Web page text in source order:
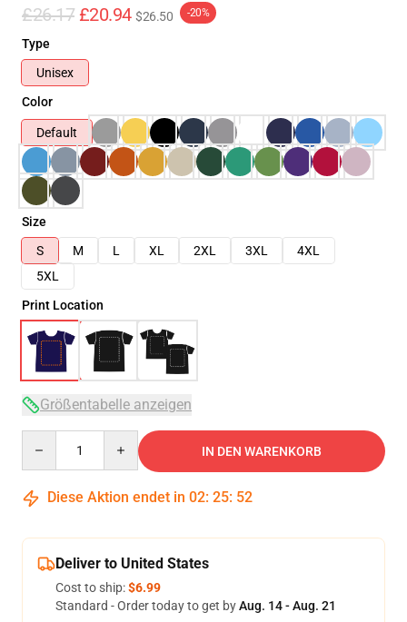
£26.17 £20.94 $26.50 -20%
Type
Unisex
Color
Default
Size
S
M L XL 2XL 3XL
4XL
5XL
Print Location
Größentabelle anzeigen
IN DEN WARENKORB
Diese Aktion endet in 02: 25: 52
Deliver to United States
Cost to ship:$6.99
Standard - Order today to get byAug. 14 - Aug. 21